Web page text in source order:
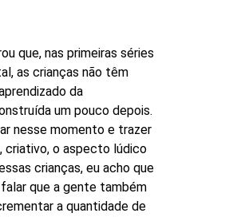
que, nas primeiras séries
as crianças não têm
da
um pouco depois.
nesse momento e trazer
criativo, o aspecto lúdico
crianças, eu acho que
que a gente também
a quantidade de